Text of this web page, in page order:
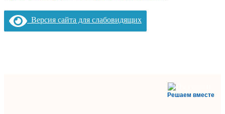
Версия сайта для слабовидящих
Решаем вместе